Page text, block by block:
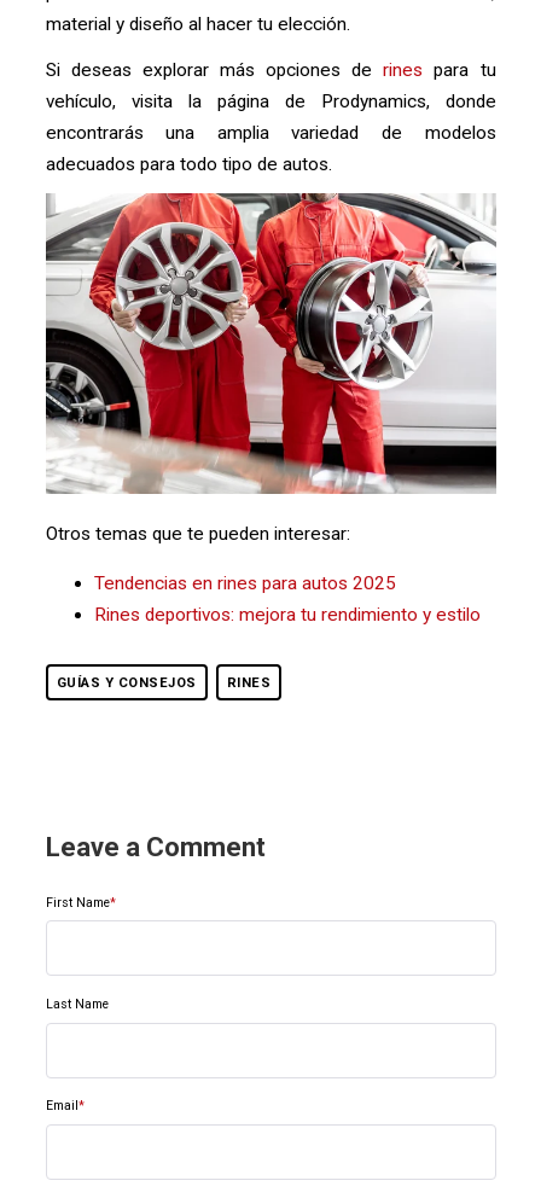
material y diseño al hacer tu elección.
Si deseas explorar más opciones derines para tu
vehículo, visita la página de Prodynamics, donde
encontrarás una amplia variedad de modelos
adecuados para todo tipo de autos.
Otros temas que te pueden interesar:
Tendencias en rines para autos 2025
Rines deportivos: mejora tu rendimiento y estilo
GUÍAS Y CONSEJOS RINES
Leave a Comment
First Name*
Last Name
Email *